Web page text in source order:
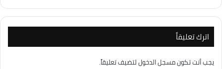
اترك تعليقاً
يجب أنت تكونمسجل الدخوللتضيف تعليقاً.